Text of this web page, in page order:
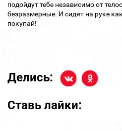
подойдут тебе независимо от
безразмерные. И сидят на руке
покупай!
Делись:
Ставь лайки: